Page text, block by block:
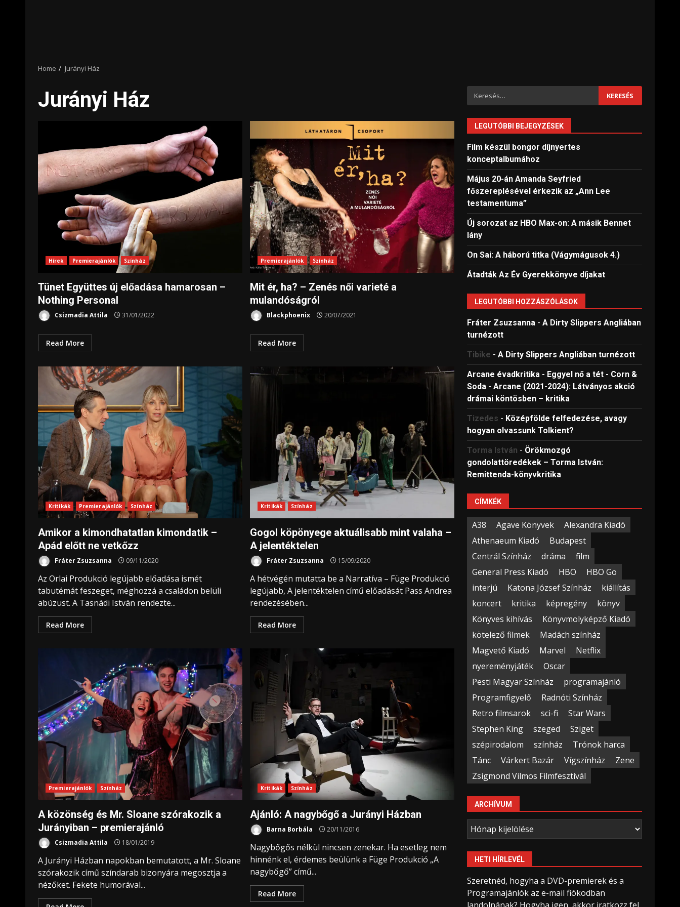
Home Jurányi Ház
Jurányi Ház
Hírek Premierajánlók Színház
Tünet Együttes új előadása hamarosan –
Nothing Personal
Csizmadia Attila 31/01/2022
Read More
Premierajánlók Színház
Mit ér, ha? – Zenés női varieté a
mulandóságról
Blackphoenix 20/07/2021
Read More
Kritikák Premierajánlók Színház
Amikor a kimondhatatlan kimondatik –
Apád előtt ne vetkőzz
Fráter Zsuzsanna 09/11/2020
Az Orlai Produkció legújabb előadása ismét
tabutémát feszeget, méghozzá a családon belüli
abúzust. A Tasnádi István rendezte...
Read More
Kritikák Színház
Gogol köpönyege aktuálisabb mint valaha –
A jelentéktelen
Fráter Zsuzsanna 15/09/2020
A hétvégén mutatta be a Narratíva – Füge Produkció
legújabb, A jelentéktelen című előadását Pass Andrea
rendezésében...
Read More
Premierajánlók Színház
A közönség és Mr. Sloane szórakozik a
Jurányiban – premierajánló
Csizmadia Attila 18/01/2019
A Jurányi Házban napokban bemutatott, a Mr. Sloane
szórakozik című színdarab bizonyára megosztja a
nézőket. Fekete humorával...
Kritikák Színház
Ajánló: A nagybőgő a Jurányi Házban
Barna Borbála 20/11/2016
Nagybőgős nélkül nincsen zenekar. Ha esetleg nem
hinnénk el, érdemes beülünk a Füge Produkció „A
nagybőgő” című...
Read More
Keresés:
LEGUTÓBBI BEJEGYZÉSEK
Film készül bongor díjnyertes
konceptalbumához
Május 20-án Amanda Seyfried
főszereplésével érkezik az „Ann Lee
testamentuma”
Új sorozat az HBO Max-on: A másik Bennet
lány
On Sai: A ​háború titka (Vágymágusok 4.)
Átadták Az Év Gyerekkönyve díjakat
LEGUTÓBBI HOZZÁSZÓLÁSOK
Fráter Zsuzsanna -A Dirty Slippers Angliában
turnézott
Tibike -A Dirty Slippers Angliában turnézott
Arcane évadkritika - Eggyel nő a tét - Corn &
Soda -Arcane (2021-2024): Látványos akció
drámai köntösben – kritika
Tizedes - Középfölde felfedezése, avagy
hogyan olvassunk Tolkient?
Torma István - Örökmozgó
gondolattöredékek – Torma István:
Remittenda-könyvkritika
CÍMKÉK
A38 Agave Könyvek
Alexandra Kiadó
Athenaeum Kiadó
Budapest
Centrál Színház
dráma
film
General Press Kiadó
HBO
HBO Go
interjú
Katona József Színház
kiállítás
koncert
kritika képregény
könyv
Könyves kihívás
Könyvmolyképző Kiadó
kötelező filmek
Madách színház
Magvető Kiadó
Marvel
Netflix
nyereményjáték
Oscar
Pesti Magyar Színház
programajánló
Programfigyelő
Radnóti Színház
Retro filmsarok
sci-fi
Star Wars
Stephen King
szeged
Sziget
szépirodalom
színház
Trónok harca
Tánc
Várkert Bazár Vígszínház
Zene
Zsigmond Vilmos Filmfesztivál
ARCHÍVUM
Archívum
HETI HÍRLEVÉL
Szeretnéd, hogyha a DVD-premierek és a
Programajánlók az e-mail fiókodban